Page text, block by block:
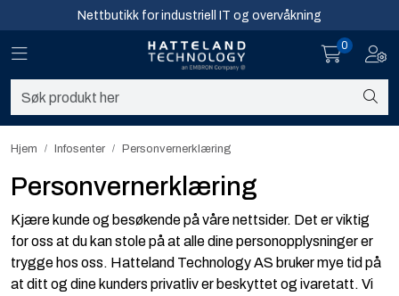
Skip to main contentNettbutikk for industriell IT og overvåkning
Toggle navigation
0
Hjem Infosenter Personvernerklæring
Kjære kunde og besøkende på våre nettsider. Det er viktig
for oss at du kan stole på at alle dine personopplysninger er
trygge hos oss. Hatteland Technology AS bruker mye tid på
at ditt og dine kunders privatliv er beskyttet og ivaretatt. Vi
Personvernerklæring
Nettverk
Software og analyse
Infosenter